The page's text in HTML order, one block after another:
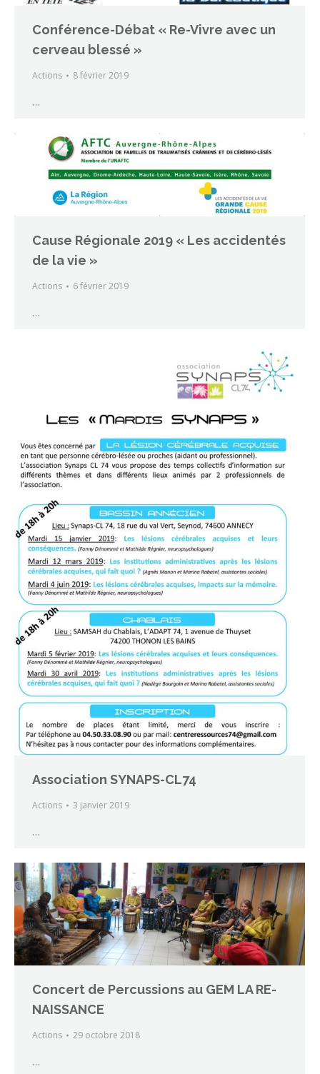
Conférence-Débat « Re-Vivre avec un
cerveau blessé »
Actions 8 février 2019
…
Cause Régionale 2019 « Les accidentés
de la vie »
Actions 6 février 2019
…
Association SYNAPS-CL74
Actions 3 janvier 2019
…
Concert de Percussions au GEM LA RE-
NAISSANCE
Actions 29 octobre 2018
…